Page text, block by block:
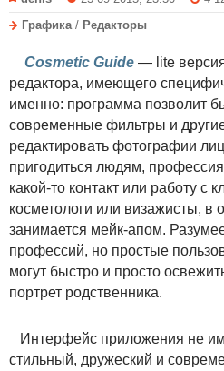
Графика / Редакторы
Cosmetic Guide — lite
редактора, имеющего
именно: программа позволит
современные фильтры и
редактировать фотографии
пригодиться людям,
какой-то контакт или работу с
косметологи или визажисты, в
занимается мейк-апом.
профессий, но простые
могут быстро и просто
портрет родственника.
Интерфейс приложения не
стильный, дружеский и